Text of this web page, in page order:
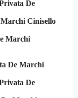
De
Cinisello
Marchi
De Marchi
De